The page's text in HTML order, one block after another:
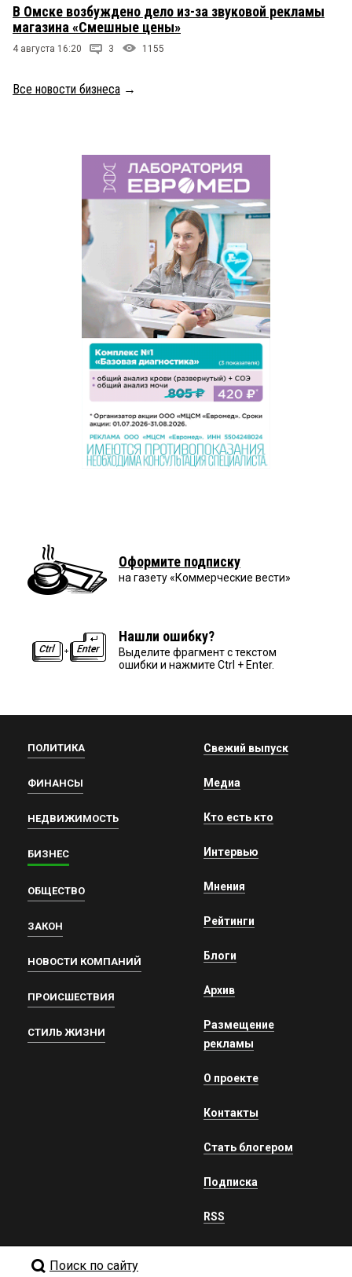
В Омске возбуждено дело из-за звуковой рекламы
магазина «Смешные цены»
4 августа 16:20 3 1155
Все новости бизнеса →
Оформите подписку
на газету «Коммерческие вести»
Нашли ошибку?
Выделите фрагмент с текстом
ошибки и нажмите Ctrl + Enter.
ПОЛИТИКА
ФИНАНСЫ
НЕДВИЖИМОСТЬ
БИЗНЕС
ОБЩЕСТВО
ЗАКОН
НОВОСТИ КОМПАНИЙ
ПРОИСШЕСТВИЯ
СТИЛЬ ЖИЗНИ
Свежий выпуск
Медиа
Кто есть кто
Интервью
Мнения
Рейтинги
Блоги
Архив
Размещение
рекламы
О проекте
Контакты
Стать блогером
Подписка
RSS
Поиск по сайту